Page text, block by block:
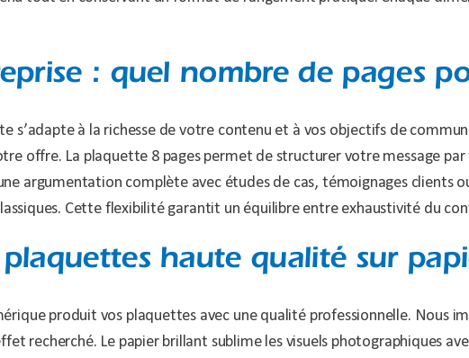
: quel nombre de pages
s’adapte à la richesse de votre contenu et à vos objectifs de
offre. La plaquette 8 pages permet de structurer votre message
argumentation complète avec études de cas, témoignages clients
Cette flexibilité garantit un équilibre entre exhaustivité du
haute qualité sur
produit vos plaquettes avec une qualité professionnelle. Nous
recherché. Le papier brillant sublime les visuels photographiques